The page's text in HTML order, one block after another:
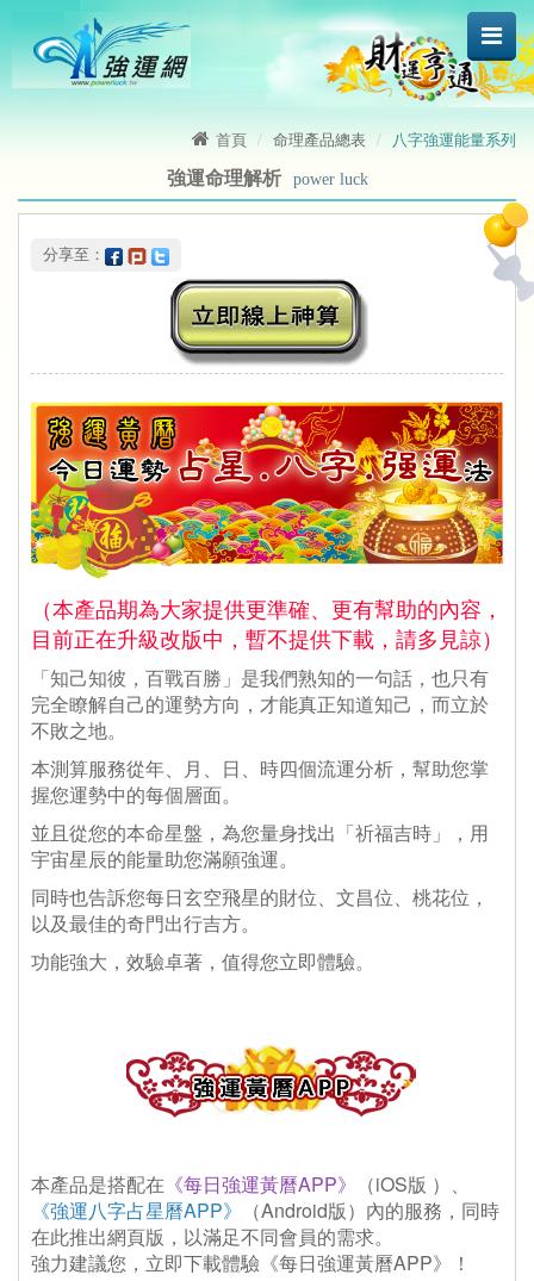
首頁 命理產品總表 八字強運能量系列
強運命理解析 power luck
分享至：
（本產品期為大家提供更準確、更有幫助的內容，
目前正在升級改版中，暫不提供下載，請多見諒）
「知己知彼，百戰百勝」是我們熟知的一句話，也只有
完全瞭解自己的運勢方向，才能真正知道知己，而立於
不敗之地。
本測算服務從年、月、日、時四個流運分析，幫助您掌
握您運勢中的每個層面。
並且從您的本命星盤，為您量身找出「祈福吉時」，用
宇宙星辰的能量助您滿願強運。
同時也告訴您每日玄空飛星的財位、文昌位、桃花位，
以及最佳的奇門出行吉方。
功能強大，效驗卓著，值得您立即體驗。
本產品是搭配在 《每日強運黃曆APP》
（iOS版 ）、
《強運八字占星曆APP》
（Android版）內的服務，同時
在此推出網頁版，以滿足不同會員的需求。
強力建議您，立即下載體驗《每日強運黃曆APP》！